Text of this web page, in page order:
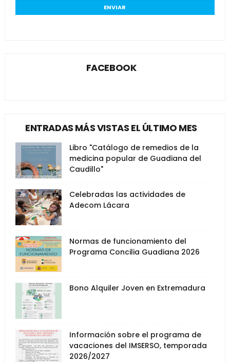
FACEBOOK
ENTRADAS MÁS VISTAS EL ÚLTIMO MES
Libro "Catálogo de remedios de la
medicina popular de Guadiana del
Caudillo"
Celebradas las actividades de
Adecom Lácara
Normas de funcionamiento del
Programa Concilia Guadiana 2026
Bono Alquiler Joven en Extremadura
Información sobre el programa de
vacaciones del IMSERSO, temporada
2026/2027